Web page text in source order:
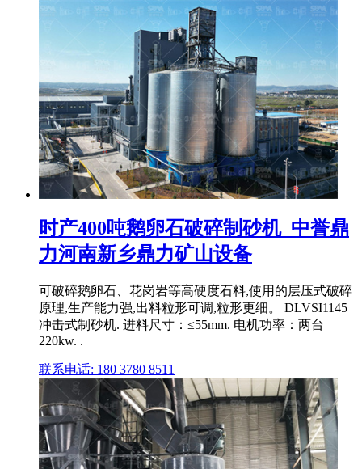
时产400吨鹅卵石破碎制砂机_中誉鼎
力河南新乡鼎力矿山设备
可破碎鹅卵石、花岗岩等高硬度石料,使用的层压式破碎
原理,生产能力强,出料粒形可调,粒形更细。 DLVSI1145
冲击式制砂机. 进料尺寸：≤55mm. 电机功率：两台
220kw. .
联系电话: 180 3780 8511